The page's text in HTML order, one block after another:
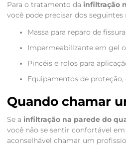
Para o tratamento da infiltração
você pode precisar dos
Massa para reparo de
Impermeabilizante em gel
Pincéis e rolos para
Equipamentos de proteção,
Quando chamar
Se a infiltração na parede do
você não se sentir confortável em
aconselhável chamar um